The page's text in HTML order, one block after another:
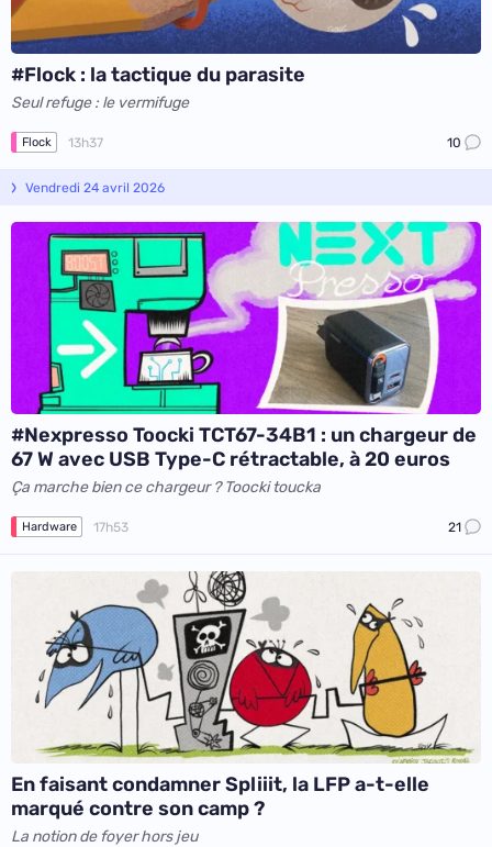
#Flock : la tactique du parasite
Seul refuge : le vermifuge
Flock 13h37 10
Vendredi 24 avril 2026
#Nexpresso Toocki TCT67-34B1 : un chargeur de
67 W avec USB Type-C rétractable, à 20 euros
Ça marche bien ce chargeur ? Toocki toucka
Hardware 17h53 21
En faisant condamner Spliiit, la LFP a-t-elle
marqué contre son camp ?
La notion de foyer hors jeu